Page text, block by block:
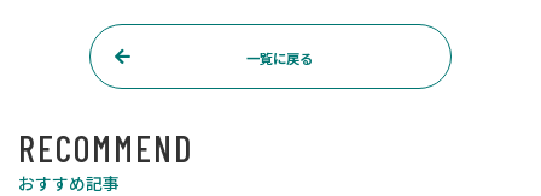
一覧に戻る
RECOMMEND
おすすめ記事